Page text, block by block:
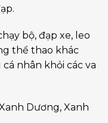
bộ, đạp xe, leo
thể thao khác
nhân khỏi các va
Dương, Xanh